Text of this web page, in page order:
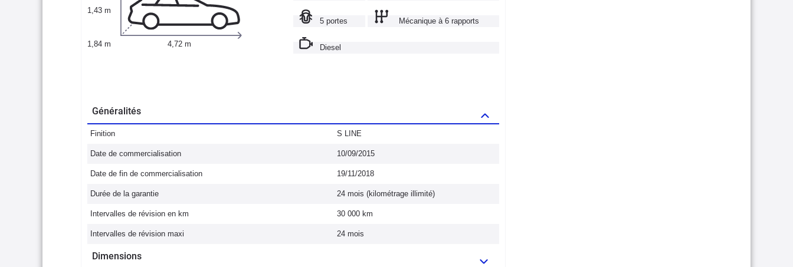
1,43 m
1,84 m 4,72 m
5 portes Mécanique à 6 rapports
Diesel
Généralités
Finition S LINE
Date de commercialisation 10/09/2015
Date de fin de commercialisation 19/11/2018
Durée de la garantie 24 mois (kilométrage illimité)
Intervalles de révision en km 30 000 km
Intervalles de révision maxi 24 mois
Dimensions